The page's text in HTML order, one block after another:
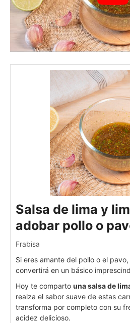
Salsa de lima y
adobar pollo o
Frabisa
Si eres amante del pollo o el
convertirá en un básico
Hoy te comparto una salsa de
realza el sabor suave de estas
transforma por completo con su
acidez delicioso.